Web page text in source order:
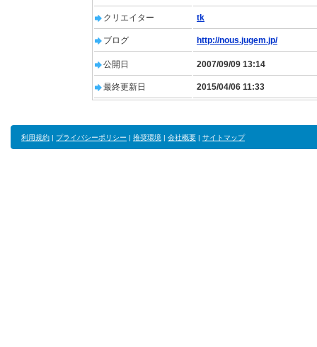
クリエイター tk
ブログ http://nous.jugem.jp/
公開日 2007/09/09 13:14
最終更新日 2015/04/06 11:33
利用規約 | プライバシーポリシー | 推奨環境 | 会社概要 | サイトマップ